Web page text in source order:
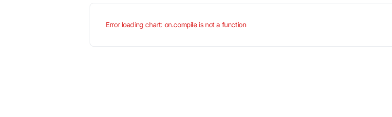
Error loading chart: on.compile is not a function